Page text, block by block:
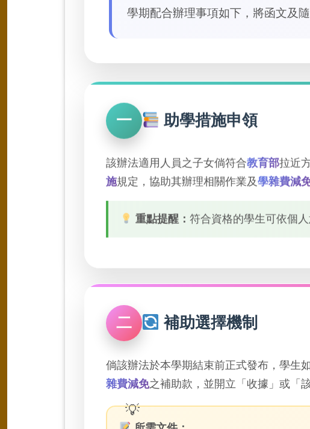
學期配合辦理事項如下，將函文及
一 助學措施申領
該辦法適用人員之子女倘符合 教育部拉近
施規定，協助其辦理相關作業及 學雜費減免
重點提醒： 符合資格的學生可依個
二 補助選擇機制
倘該辦法於本學期結束前正式發布，學生
雜費減免 之補助款，並開立「收據」或「
所需文件：